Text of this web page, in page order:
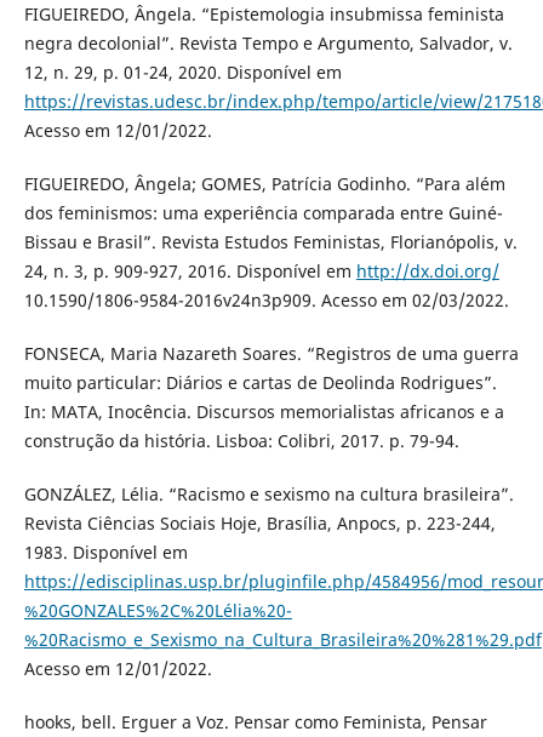
FIGUEIREDO, Ângela. “Epistemologia insubmissa feminista
negra decolonial”. Revista Tempo e Argumento, Salvador, v.
12, n. 29, p. 01-24, 2020. Disponível em
https://revistas.udesc.br/index.php/tempo/article/view/
Acesso em 12/01/2022.
FIGUEIREDO, Ângela; GOMES, Patrícia Godinho. “Para além
dos feminismos: uma experiência comparada entre Guiné-
Bissau e Brasil”. Revista Estudos Feministas, Florianópolis, v.
24, n. 3, p. 909-927, 2016. Disponível em http://dx.doi.org/
10.1590/1806-9584-2016v24n3p909. Acesso em 02/03/2022.
FONSECA, Maria Nazareth Soares. “Registros de uma guerra
muito particular: Diários e cartas de Deolinda Rodrigues”.
In: MATA, Inocência. Discursos memorialistas africanos e a
construção da história. Lisboa: Colibri, 2017. p. 79-94.
GONZÁLEZ, Lélia. “Racismo e sexismo na cultura brasileira”.
Revista Ciências Sociais Hoje, Brasília, Anpocs, p. 223-244,
1983. Disponível em
https://edisciplinas.usp.br/pluginfile.php/4584956/
%20GONZALES%2C%20Lélia%20-
%20Racismo_e_Sexismo_na_Cultura_Brasileira%20%281%29.pdf
Acesso em 12/01/2022.
hooks, bell. Erguer a Voz. Pensar como Feminista, Pensar